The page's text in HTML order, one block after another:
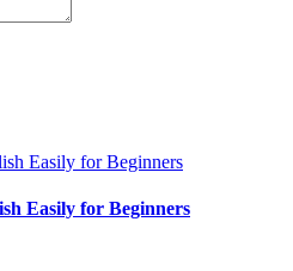
Easily for Beginners